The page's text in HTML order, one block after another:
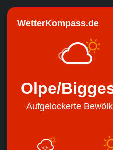
WetterKompass.de
Olpe/
Aufgelockerte